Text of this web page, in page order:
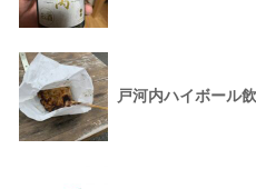
戸河内ハイボール